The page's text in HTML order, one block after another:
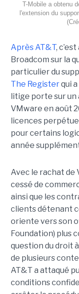
T-Mobile a obtenu
l'extension du
Après AT&T,
Broadcom sur la
particulier du
The Registerqui a
litige porte sur
VMware en août
licences
pour certains
année
Avec le rachat de
cessé de
ainsi que les
clients détenant
oriente vers son
Foundation) plus
question du droit
de plusieurs
AT&T a attaqué
conditions